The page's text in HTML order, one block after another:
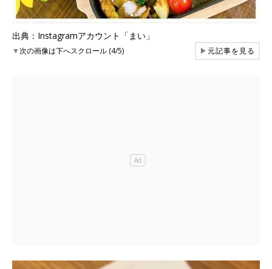
出典：Instagramアカウント「まい」
▼次の画像は下へスクロール (4/5) ▶元記事を見る